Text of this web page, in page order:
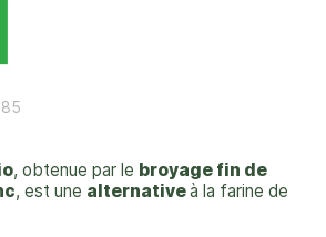
, obtenue par le broyage fin de
, est une alternativeà la farine de